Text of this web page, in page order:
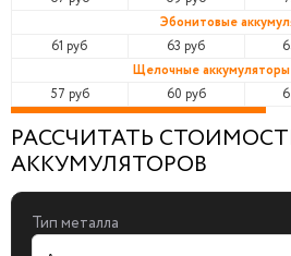
Эбонитовые
61 руб
63 руб
Щелочные
57 руб
60 руб
РАССЧИТАТЬ
АККУМУЛЯТОРОВ
Тип металла